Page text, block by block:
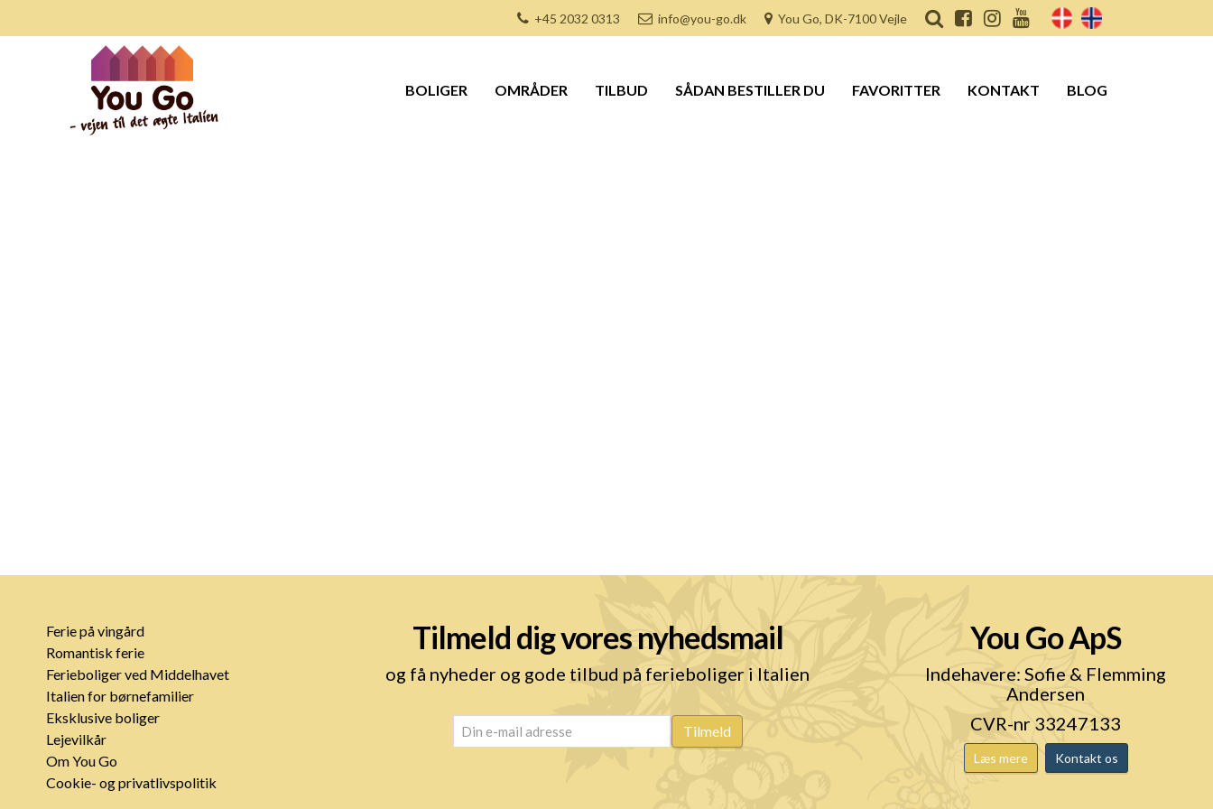
+45 2032 0313 info@you-go.dk You Go, DK-7100 Vejle
BOLIGER OMRÅDER TILBUD SÅDAN BESTILLER DU FAVORITTER KONTAKT BLOG
Ferie på vingård
Romantisk ferie
Ferieboliger ved Middelhavet
Italien for børnefamilier
Eksklusive boliger
Lejevilkår
Om You Go
Cookie- og privatlivspolitik
Tilmeld dig vores nyhedsmail
og få nyheder og gode tilbud på ferieboliger i Italien
email (Påkrævet) Tilmeld
You Go ApS
Indehavere: Sofie & Flemming
Andersen
CVR-nr 33247133
Læs mere Kontakt os